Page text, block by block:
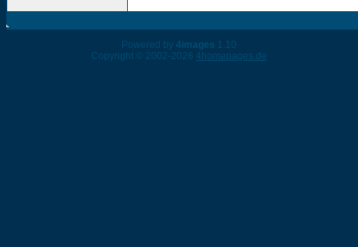
Powered by 4images 1.10
Copyright © 2002-2026 4homepages.de